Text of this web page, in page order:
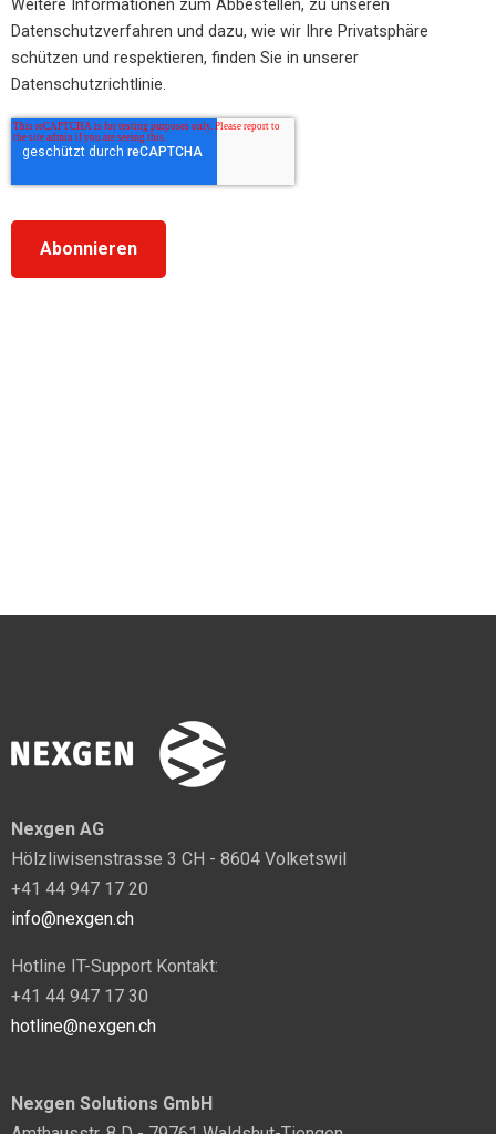
Weitere Informationen zum Abbestellen, zu unseren
Datenschutzverfahren und dazu, wie wir Ihre Privatsphäre
schützen und respektieren, finden Sie in unserer
Datenschutzrichtlinie.
Nexgen AG
Hölzliwisenstrasse 3 CH - 8604 Volketswil
+41 44 947 17 20
info@nexgen.ch
Hotline IT-Support Kontakt:
+41 44 947 17 30
hotline@nexgen.ch
Nexgen Solutions GmbH